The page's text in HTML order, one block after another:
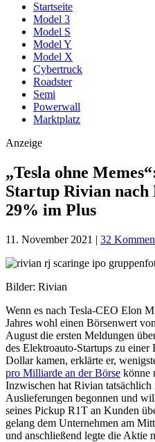
Startseite
Model 3
Model S
Model Y
Model X
Cybertruck
Roadster
Semi
Powerwall
Marktplatz
Anzeige
„Tesla ohne
Startup Rivian nach
29% im Plus
11. November 2021 | 32
Bilder: Rivian
Wenn es nach Tesla-CEO Elon
Jahres wohl einen Börsenwert
August die ersten Meldungen
des Elektroauto-Startups zu
Dollar kamen, erklärte er,
pro Milliarde an der Börse könne
Inzwischen hat Rivian
Auslieferungen begonnen und
seines Pickup R1T an Kunden
gelang dem Unternehmen am
und anschließend legte die Aktie